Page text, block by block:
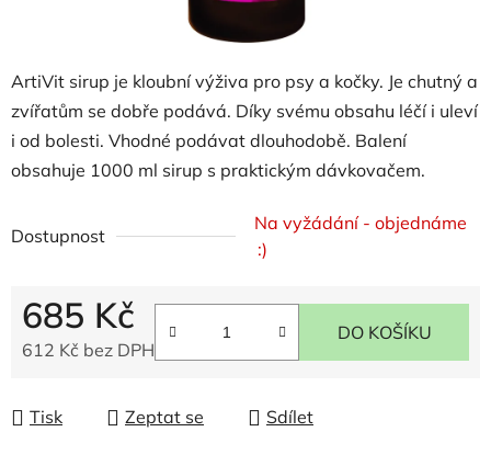
ArtiVit sirup je kloubní výživa pro psy a kočky. Je chutný a
zvířatům se dobře podává. Díky svému obsahu léčí i uleví
i od bolesti. Vhodné podávat dlouhodobě. Balení
obsahuje 1000 ml sirup s praktickým dávkovačem.
Dostupnost
Na vyžádání - objednáme
:)
685 Kč
612 Kč bez DPH
DO KOŠÍKU
Tisk Zeptat se Sdílet